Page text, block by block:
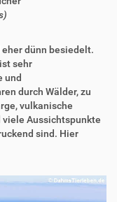
dünn besiedelt.
sehr
und
durch Wälder, zu
vulkanische
Aussichtspunkte
sind. Hier